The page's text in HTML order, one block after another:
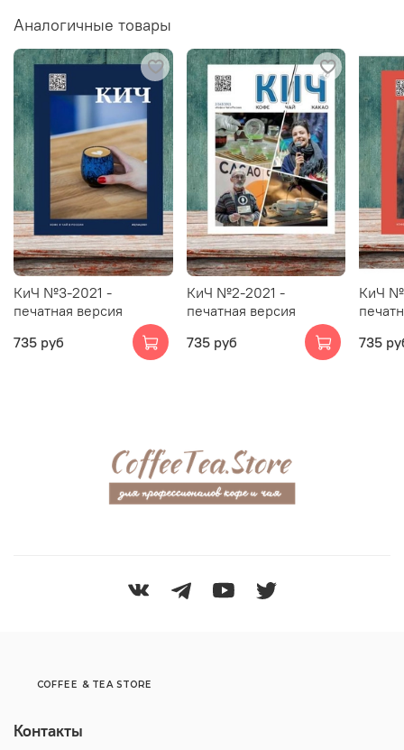
Аналогичные товары
КиЧ №3-2021 -
печатная версия
735 руб
КиЧ №2-2021 -
печатная версия
735 руб
КиЧ
735
COFFEE & TEA STORE
Контакты